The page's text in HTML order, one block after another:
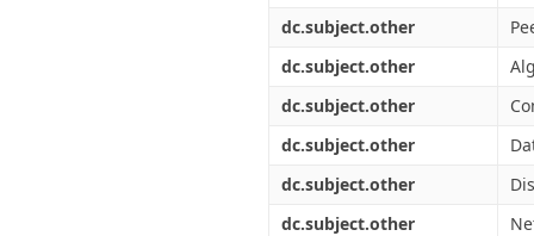
dc.subject.other
dc.subject.other
dc.subject.other
dc.subject.other
dc.subject.other
dc.subject.other